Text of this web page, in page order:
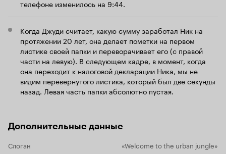
является секретом тот факт, чтоШакира
музыкальной темой 'Зверополиса'. В целом же
саундтрэк получился удачным и
завораживающим.Итог. Безумно красивый и
яркий мультфильм, заслуживающий вашего
внимания. Очень многое для себя откроют
как взрослые, так и дети, ведь всегда есть,
чему поучиться друг у друга.
наше внимание на множество проблем в
Главное помнить, что как бы ни был мир
развернуться! Из такого
них есть и
фильм про мечты -
сожалению,
он есть.
провинции
телефоне изменилось на 9:44.
Когда Джуди считает, какую сумму заработал Ник на
протяжении 20 лет, она делает пометки на первом
листике своей папки и переворачивает его (с правой
части на левую). В следующем кадре, в момент, когда
она переходит к налоговой декларации Ника, мы не
видим перевернутого листика, который был две секунды
назад. Левая часть папки абсолютно пустая.
Дополнительные данные
Слоган
«Welcome to the urban jungle»